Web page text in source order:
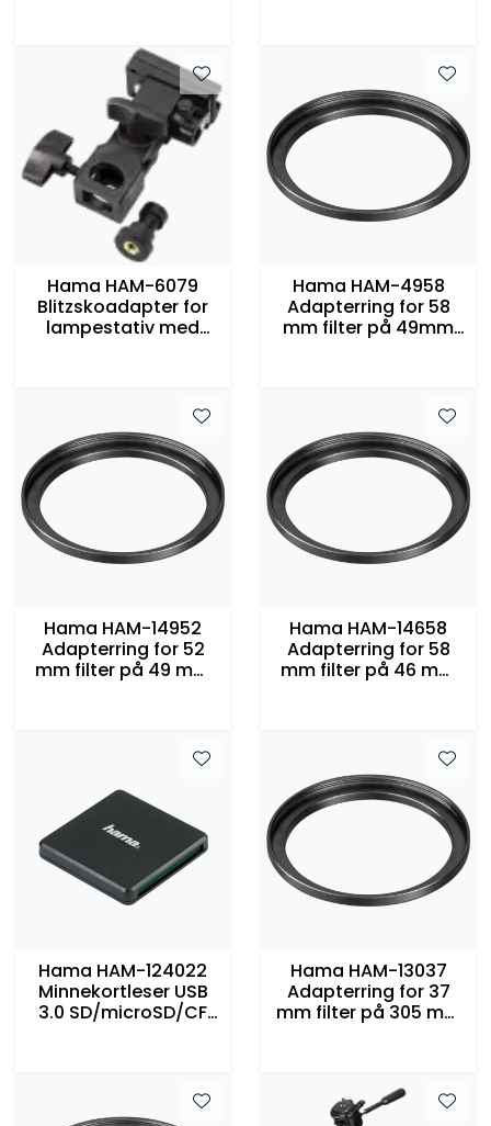
Hama HAM-6079
Blitzskoadapter for
lampestativ med
Hama HAM-4958
Adapterring for 58
mm filter på 49mm
Hama HAM-14952
Adapterring for 52
mm filter på 49 mm
Hama HAM-14658
Adapterring for 58
mm filter på 46 mm
Hama HAM-124022
Minnekortleser USB
3.0 SD/microSD/CF
Hama HAM-13037
Adapterring for 37
mm filter på 305 mm